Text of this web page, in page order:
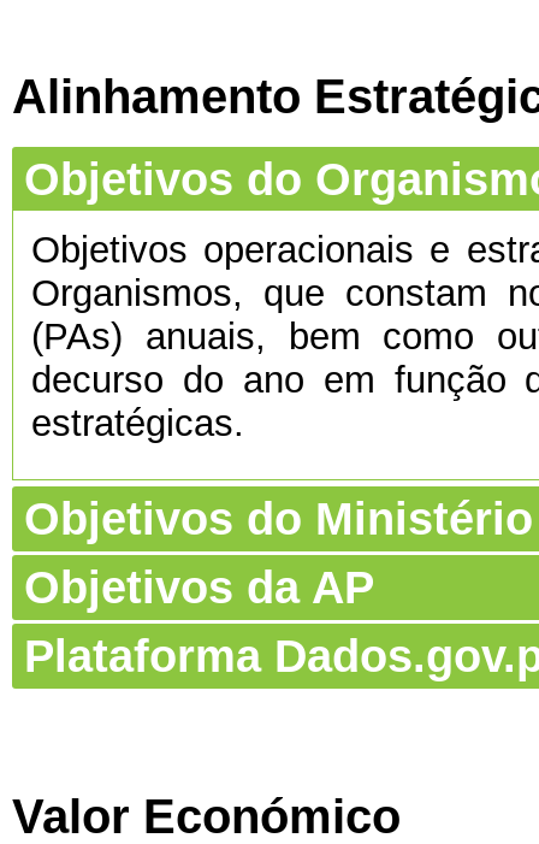
Alinhamento
Objetivos do
Objetivos operacionais e
Organismos, que constam
(PAs) anuais, bem como
decurso do ano em função
estratégicas.
Objetivos do Ministério
Objetivos da AP
Plataforma
Valor Económico